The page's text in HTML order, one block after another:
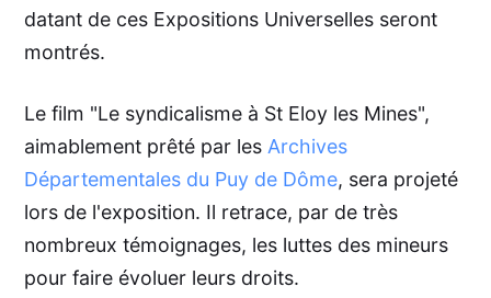
datant de ces Expositions Universelles seront
montrés.
Le film "Le syndicalisme à St Eloy les Mines",
aimablement prêté par les Archives
Départementales du Puy de Dôme, sera projeté
lors de l'exposition. Il retrace, par de très
nombreux témoignages, les luttes des mineurs
pour faire évoluer leurs droits.